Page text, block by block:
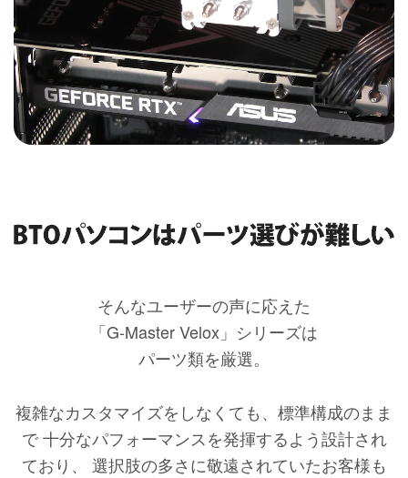
そんなユーザーの声に応えた
「G-Master Velox」シリーズは
パーツ類を厳選。
複雑なカスタマイズをしなくても、標準構成のまま
で十分なパフォーマンスを発揮するよう設計され
ており、
選択肢の多さに敬遠されていたお客様も